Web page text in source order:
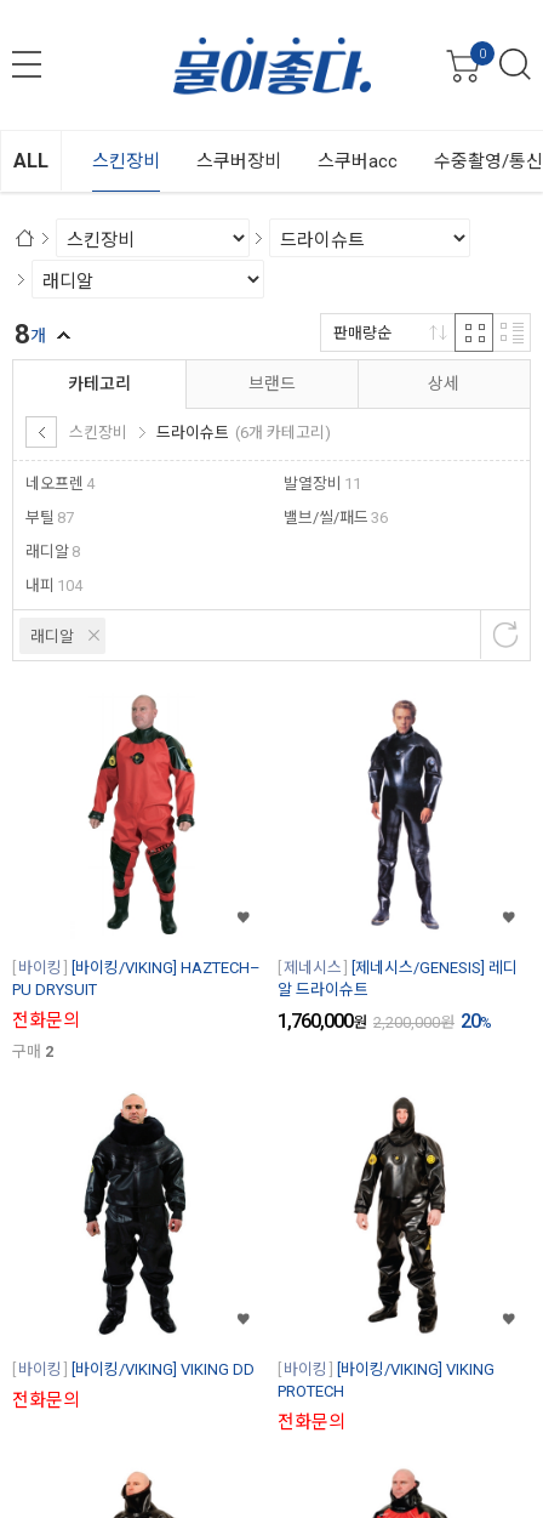
0
ALL 스킨장비 스쿠버장비 스쿠버acc 수중촬영/통
카테고리
스킨장비 드라이슈트 (6개 카테고리)
네오프렌 4
부틸 87
래디알 8
내피 104
발열장비 11
밸브/씰/패드 36
브랜드 상세
래디알
8개 판매량순
바이킹
[바이킹/VIKING] HAZTECH–
PU DRYSUIT
전화문의
구매 2
제네시스
[제네시스/GENESIS] 레디
알 드라이슈트
1,760,000원 2,200,000원 20%
바이킹 [바이킹/VIKING] VIKING DD
전화문의
바이킹
[바이킹/VIKING] VIKING
PROTECH
전화문의